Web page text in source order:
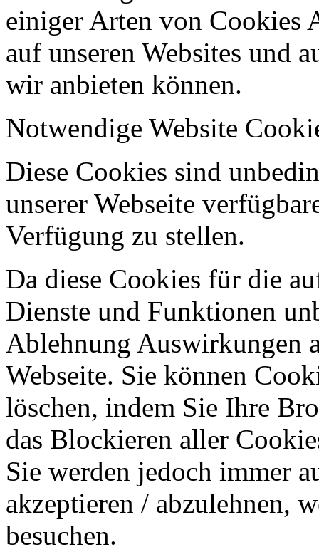
einiger Arten von Cookies
auf unseren Websites und
wir anbieten können.
Notwendige Website
Diese Cookies sind
unserer Webseite
Verfügung zu stellen.
Da diese Cookies für die
Dienste und Funktionen
Ablehnung Auswirkungen
Webseite. Sie können
löschen, indem Sie Ihre
das Blockieren aller
Sie werden jedoch immer
akzeptieren / abzulehnen,
besuchen.